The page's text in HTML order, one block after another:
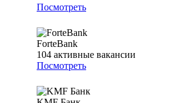
Посмотреть
ForteBank
104 активные вакансии
Посмотреть